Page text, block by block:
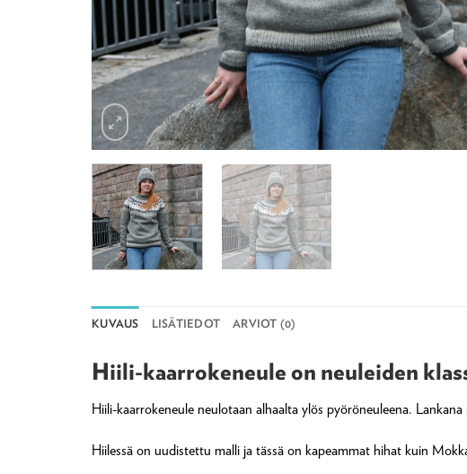
KUVAUS LISÄTIEDOT ARVIOT (0)
Hiili-kaarrokeneule on neuleiden
Hiili-kaarrokeneule neulotaan alhaalta ylös pyöröneuleena.
Hiilessä on uudistettu malli ja tässä on kapeammat hihat kuin